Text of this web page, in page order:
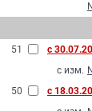
51
с
с изм.
50
с